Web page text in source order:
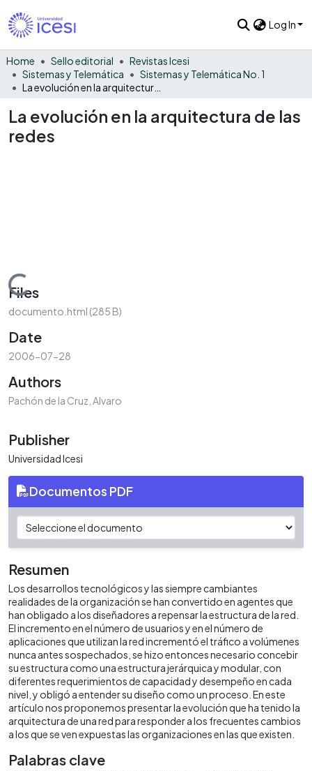
Log In
Home Sello editorial
Revistas Icesi
Sistemas y Telemática
Sistemas y Telemática No. 1
La evolución en la arquitectura de las
redes
Loading...
Files
documento.html (285 B)
Date
2006-07-28
Authors
Pachón de la Cruz, Alvaro
Publisher
Universidad Icesi
Documentos PDF
Resumen
Los desarrollos tecnológicos y las siempre cambiantes
realidades de la organización se han convertido en agentes que
han obligado a los diseñadores a repensar la estructura de la red.
El incremento en el número de usuarios y en el número de
aplicaciones que utilizan la red incrementó el tráfico a volúmenes
nunca antes sospechados, se hizo entonces necesario concebir
su estructura como una estructura jerárquica y modular, con
diferentes requerimientos de capacidad y desempeño en cada
nivel, y obligó a entender su diseño como un proceso. En este
artículo nos proponemos presentar la evolución que ha tenido la
arquitectura de una red para responder a los frecuentes cambios
a los que se ven expuestas las organizaciones en las que existen.
Palabras clave